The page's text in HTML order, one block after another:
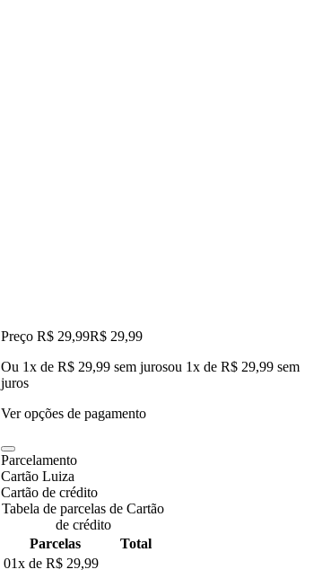
Preço R$ 29,99R$ 29,99
Ou 1x de R$ 29,99 sem jurosou 1x de R$ 29,99 sem
juros
Ver opções de pagamento
Parcelamento
Cartão Luiza
Cartão de crédito
Tabela de parcelas de Cartão
de crédito
Parcelas
Total
01x de R$ 29,99